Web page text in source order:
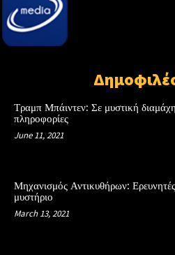
Τραμπ Μπάιντεν: Σε μυστική
πληροφορίες
June 11, 2021
Μηχανισμός Αντικυθήρων:
μυστήριο
March 13, 2021